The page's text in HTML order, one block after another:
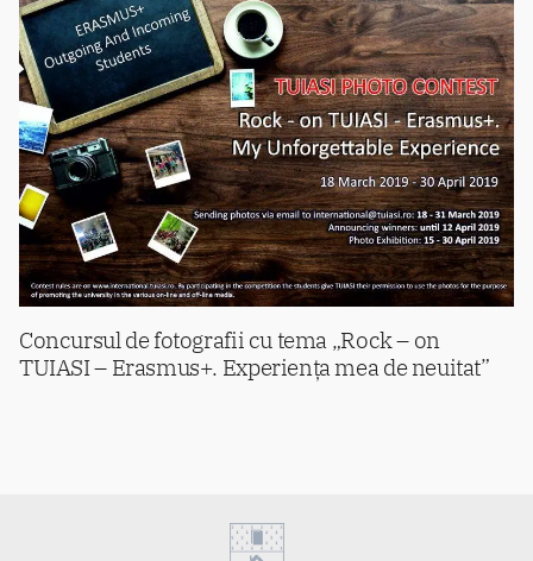
Concursul de fotografii cu tema „Rock – on
TUIASI – Erasmus+. Experiența mea de neuitat”